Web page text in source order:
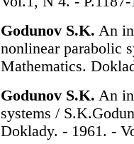
Godunov S.K. An
nonlinear parabolic
Mathematics.
Godunov S.K. An
systems /
Doklady. - 1961. -